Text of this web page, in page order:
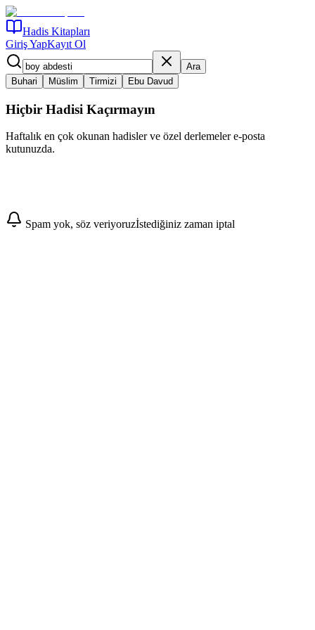
Hadis Kitapları
Giriş YapKayıt Ol
Ara
Buhari
Müslim Tirmizi Ebu Davud
Hiçbir Hadisi Kaçırmayın
Haftalık en çok okunan hadisler ve özel derlemeler e-posta
kutunuzda.
Abone Ol
Spam yok, söz veriyoruzİstediğiniz zaman iptal